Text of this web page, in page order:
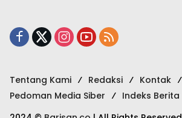
Tentang Kami Redaksi Kontak
Pedoman Media Siber
Indeks Berita